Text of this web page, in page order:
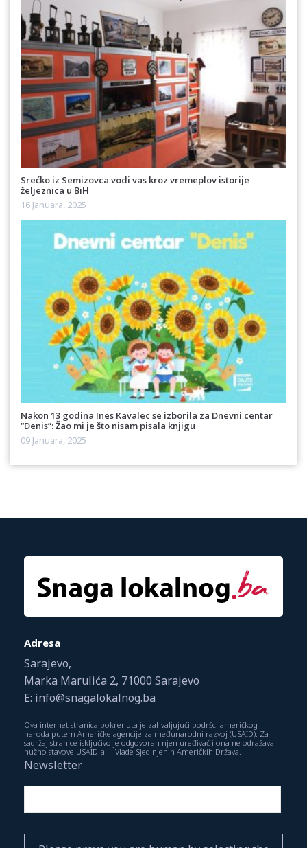
Srećko iz Semizovca vodi vas kroz vremeplov istorije
željeznica u BiH
16 Januara, 2025
Nakon 13 godina Ines Kavalec se izborila za Dnevni centar
“Denis”: Žao mi je što nisam pisala knjigu
09 Januara, 2025
Adresa
Sarajevo,
Marka Marulića 2, 71000 Sarajevo
E: info@snagalokalnog.ba
Ova internet stranica pokrenuta je zahvaljujući podršci američkog
naroda putem Američke agencije za međunarodni razvoj (USAID). Za
sadržaj stranice isključivo je odgovoran njen uređivač i ona ne odražava
nužno stavove USAID-a ili Vlade Sjedinjenih Američkih Država.
Newsletter